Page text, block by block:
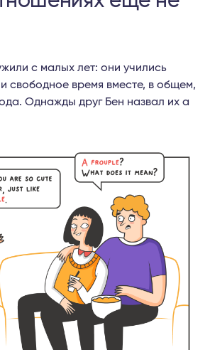
с малых лет: они учились
свободное время вместе, в общем,
Однажды друг Бен назвал их a